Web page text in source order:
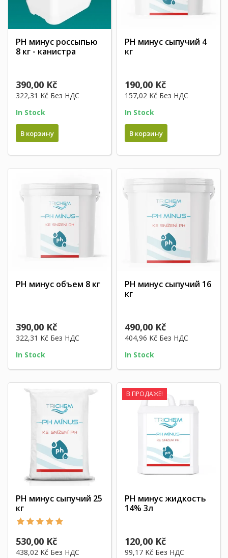
PH минус россыпью
8 кг - канистра
390,00 Kč
322,31 Kč Без НДС
In Stock
В корзину
PH минус сыпучий 4
кг
190,00 Kč
157,02 Kč Без НДС
In Stock
В корзину
PH минус объем 8 кг
390,00 Kč
322,31 Kč Без НДС
In Stock
PH минус сыпучий 16
кг
490,00 Kč
404,96 Kč Без НДС
In Stock
PH минус сыпучий 25
кг
530,00 Kč
438,02 Kč Без НДС
В ПРОДАЖЕ!
PH минус жидкость
14% 3л
120,00 Kč
99,17 Kč Без НДС